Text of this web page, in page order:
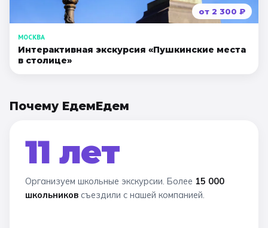
от 2 300 ₽
МОСКВА
Интерактивная экскурсия «Пушкинские места
в столице»
Почему ЕдемЕдем
11 лет
Организуем школьные экскурсии. Более 15 000
школьников съездили с нашей компанией.